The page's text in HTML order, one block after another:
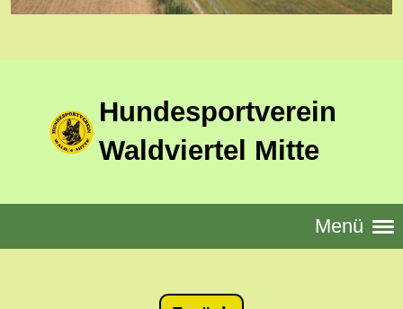
Hundesportverein
Waldviertel Mitte
Menü